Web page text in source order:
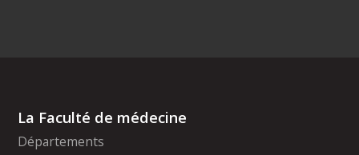
La Faculté de médecine
Départements